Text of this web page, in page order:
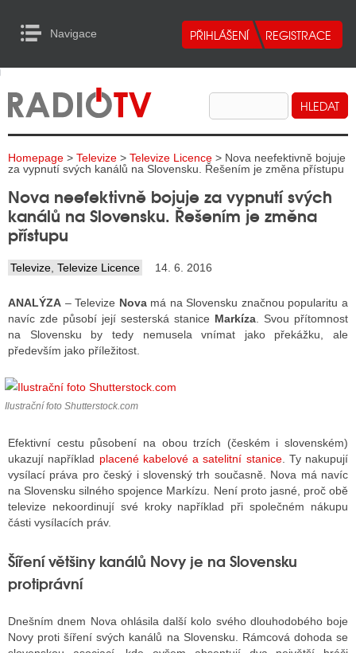
Navigace
RADIA
TELEVIZE
INTERNET
TISK
RÁDIÍ
VYSÍLAČE
TELEVIZE
TELEVIZÍ
VYSÍLAČE
INTERNET
RÁDIA
STRÁNKY RÁDIÍ
STRÁNKY TV
to Content
Homepage > Televize > Televize Licence > Nova neefektivně bojuje
za vypnutí svých kanálů na Slovensku. Řešením je změna přístupu
Nova neefektivně bojuje za vypnutí svých
kanálů na Slovensku. Řešením je změna
přístupu
Televize Televize Licence 14. 6. 2016
ANALÝZA – Televize Novamá na Slovensku značnou popularitu a
navíc zde působí její sesterská stanice Markíza . Svou přítomnost
na Slovensku by tedy nemusela vnímat jako překážku, ale
především jako příležitost.
Ilustrační foto Shutterstock.com
Efektivní cestu působení na obou trzích (českém i slovenském)
ukazují například placené kabelové a satelitní stanice. Ty nakupují
vysílací práva pro český i slovenský trh současně. Nova má navíc
na Slovensku silného spojence Markízu. Není proto jasné, proč obě
televize nekoordinují své kroky například při společném nákupu
části vysílacích práv.
Šíření většiny kanálů Novy je na Slovensku
protiprávní
Dnešním dnem Nova ohlásila další kolo svého dlouhodobého boje
Novy proti šíření svých kanálů na Slovensku. Rámcová dohoda se